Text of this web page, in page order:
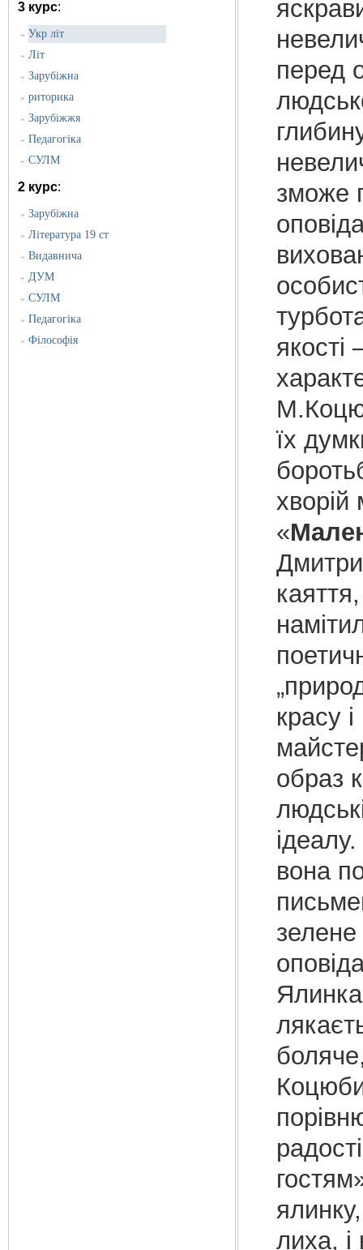
3 курс:
» Укр літ
» Літ
» Зарубіжна
» риторика
» Зарубіжжя
» Педагогіка
» СУЛМ
2 курс:
» Зарубіжна
» Література 19 ст
» Видавнича
» ДУМ
» СУЛМ
» Педагогіка
» Філософія
перед
зможе
якості
їх
«
красу
образ
вона
лиха, і